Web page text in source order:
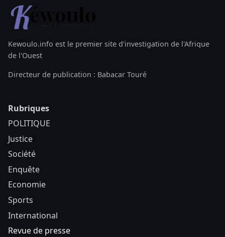
Kewoulo.info est le premier site d'investigation de l'Afrique
de l'Ouest
Directeur de publication : Babacar Touré
Rubriques
POLITIQUE
Justice
Société
Enquête
Economie
Sports
International
Revue de presse